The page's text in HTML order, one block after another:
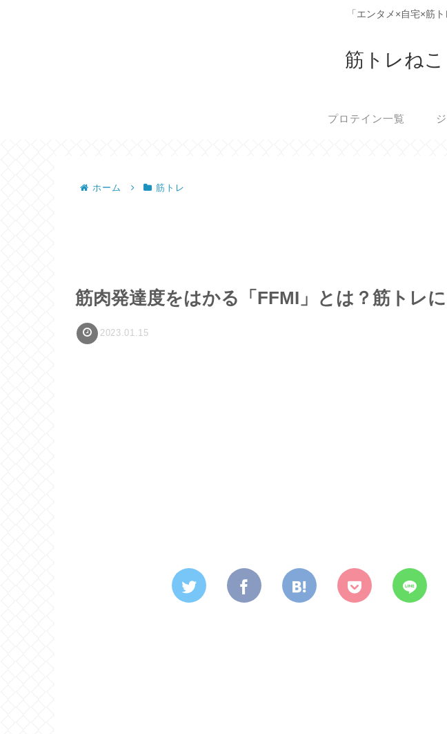
「エンタメ×自宅×筋
筋トレね
プロテイン一覧
ホーム 筋トレ
筋肉発達度をはかる「FFMI」とは？筋トレ
2023.01.15